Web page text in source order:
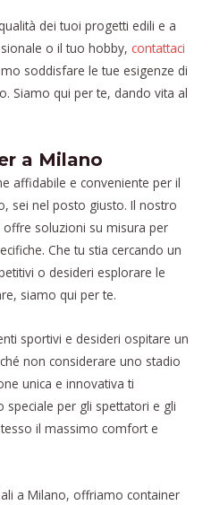
dei tuoi progetti edili e a
o il tuo hobby, contattaci
soddisfare le tue esigenze di
Siamo qui per te, dando vita al
a Milano
affidabile e conveniente per il
sei nel posto giusto. Il nostro
soluzioni su misura per
Che tu stia cercando un
o desideri esplorare le
siamo qui per te.
sportivi e desideri ospitare un
non considerare uno stadio
unica e innovativa ti
speciale per gli spettatori e gli
il massimo comfort e
a Milano, offriamo container